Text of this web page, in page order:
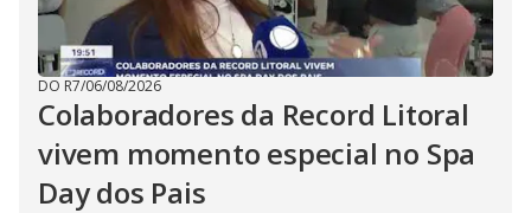
DO R7/06/08/2026
Colaboradores da Record Litoral
vivem momento especial no Spa
Day dos Pais